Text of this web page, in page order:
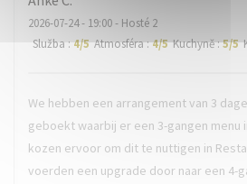
2026-07-24- 19:00 - Hosté 2
Služba: 4/5 Atmosféra:4/5 Kuchyně:5/5
We hebben een arrangement van 3
geboekt waarbij er een 3-gangen menu
kozen ervoor om dit te nuttigen in
voerden een upgrade door naar een 4-